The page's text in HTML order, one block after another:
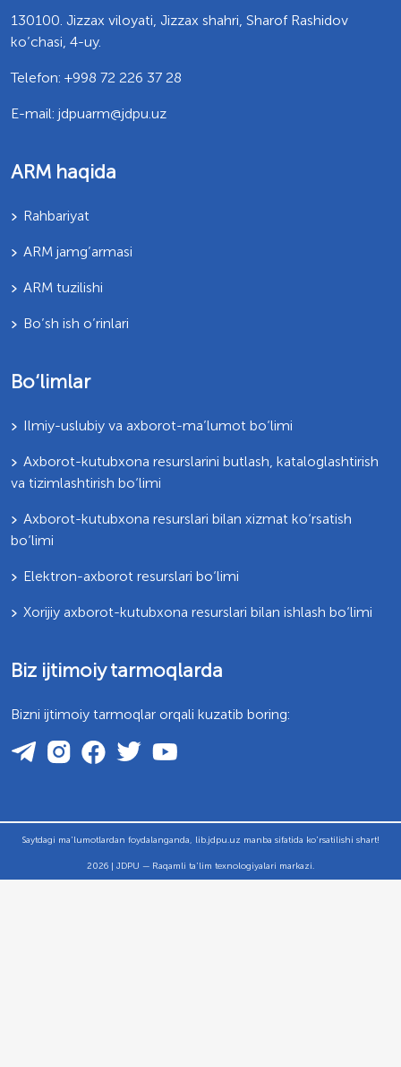
130100. Jizzax viloyati, Jizzax shahri, Sharof Rashidov
ko’chasi, 4-uy.
Telefon: +998 72 226 37 28
E-mail: jdpuarm@jdpu.uz
ARM haqida
Rahbariyat
ARM jamg’armasi
ARM tuzilishi
Bo’sh ish o’rinlari
Bo‘limlar
Ilmiy-uslubiy va axborot-ma’lumot bo‘limi
Axborot-kutubxona resurslarini butlash, kataloglashtirish
va tizimlashtirish bo‘limi
Axborot-kutubxona resurslari bilan xizmat ko‘rsatish
bo‘limi
Elektron-axborot resurslari bo‘limi
Xorijiy axborot-kutubxona resurslari bilan ishlash bo‘limi
Biz ijtimoiy tarmoqlarda
Bizni ijtimoiy tarmoqlar orqali kuzatib boring:
Saytdagi ma'lumotlardan foydalanganda, lib.jdpu.uz manba sifatida ko'rsatilishi shart!
2026 | JDPU — Raqamli ta'lim texnologiyalari markazi.